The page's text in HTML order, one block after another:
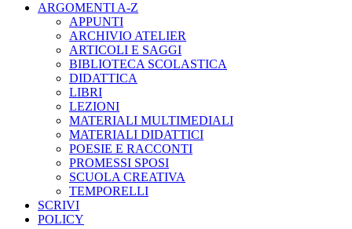
ARGOMENTI A-Z
APPUNTI
ARCHIVIO ATELIER
ARTICOLI E SAGGI
BIBLIOTECA SCOLASTICA
DIDATTICA
LIBRI
LEZIONI
MATERIALI MULTIMEDIALI
MATERIALI DIDATTICI
POESIE E RACCONTI
PROMESSI SPOSI
SCUOLA CREATIVA
TEMPORELLI
SCRIVI
POLICY